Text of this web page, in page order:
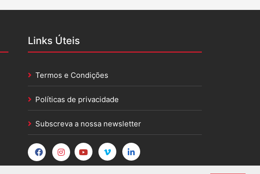
Links Úteis
Termos e Condições
Políticas de privacidade
Subscreva a nossa newsletter